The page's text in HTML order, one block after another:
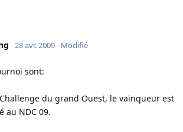
28 avr. 2009 Modifié
sont:
du grand Ouest, le vainqueur est
au NDC 09.